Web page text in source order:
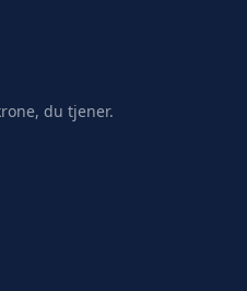
du tjener.